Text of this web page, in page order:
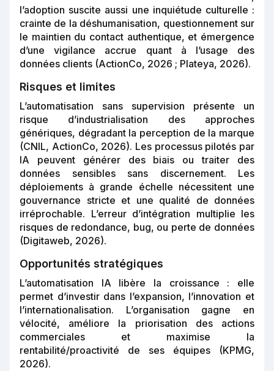
l’adoption suscite aussi une inquiétude culturelle :
crainte de la déshumanisation, questionnement sur
le maintien du contact authentique, et émergence
d’une vigilance accrue quant à l’usage des
données clients (ActionCo, 2026 ; Plateya, 2026).
Risques et limites
L’automatisation sans supervision présente un
risque d’industrialisation des approches
génériques, dégradant la perception de la marque
(CNIL, ActionCo, 2026). Les processus pilotés par
IA peuvent générer des biais ou traiter des
données sensibles sans discernement. Les
déploiements à grande échelle nécessitent une
gouvernance stricte et une qualité de données
irréprochable. L’erreur d’intégration multiplie les
risques de redondance, bug, ou perte de données
(Digitaweb, 2026).
Opportunités stratégiques
L’automatisation IA libère la croissance : elle
permet d’investir dans l’expansion, l’innovation et
l’internationalisation. L’organisation gagne en
vélocité, améliore la priorisation des actions
commerciales et maximise la
rentabilité/proactivité de ses équipes (KPMG,
2026).